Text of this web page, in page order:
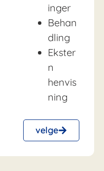
inger
Behan
dling
Ekster
n
henvis
ning
velge